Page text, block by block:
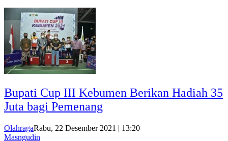
Bupati Cup III Kebumen Berikan Hadiah 35
Juta bagi Pemenang
OlahragaRabu, 22 Desember 2021 | 13:20
Masngudin